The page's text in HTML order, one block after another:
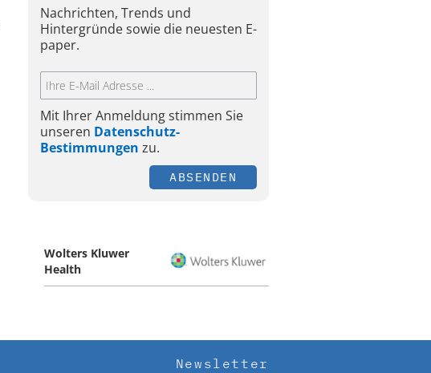
Nachrichten, Trends und
Hintergründe sowie die neuesten E-
paper.
Mit Ihrer Anmeldung stimmen Sie
unseren Datenschutz-
Bestimmungen zu.
ABSENDEN
Wolters Kluwer
Health
Newsletter